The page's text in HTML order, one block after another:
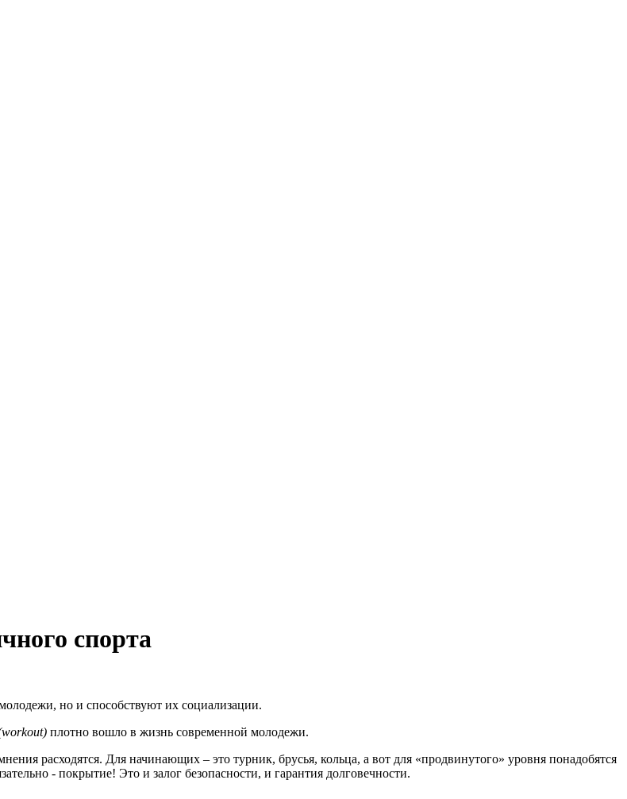
спорта
но и способствуют их социализации.
плотно вошло в жизнь современной молодежи.
расходятся. Для начинающих – это турник, брусья, кольца, а вот для «продвинутого» уровня понадобятся
- покрытие! Это и залог безопасности, и гарантия долговечности.